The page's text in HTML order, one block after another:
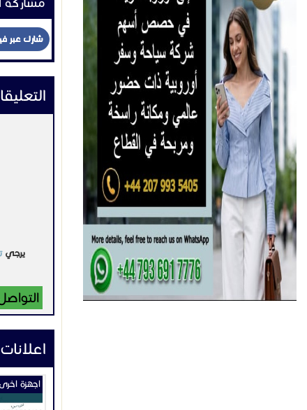
شارك عبر
يرجي
اجهزة اخرى